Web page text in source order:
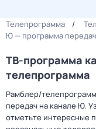
Телепрограмма
Ю — программа
ТВ-программа
телепрограмма
Рамблер/
передач на канале Ю.
отметьте интересные